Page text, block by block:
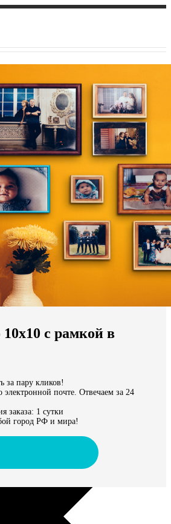
миру
с рамкой в
за пару кликов!
электронной почте. Отвечаем за 24
заказа: 1 сутки
город РФ и мира!